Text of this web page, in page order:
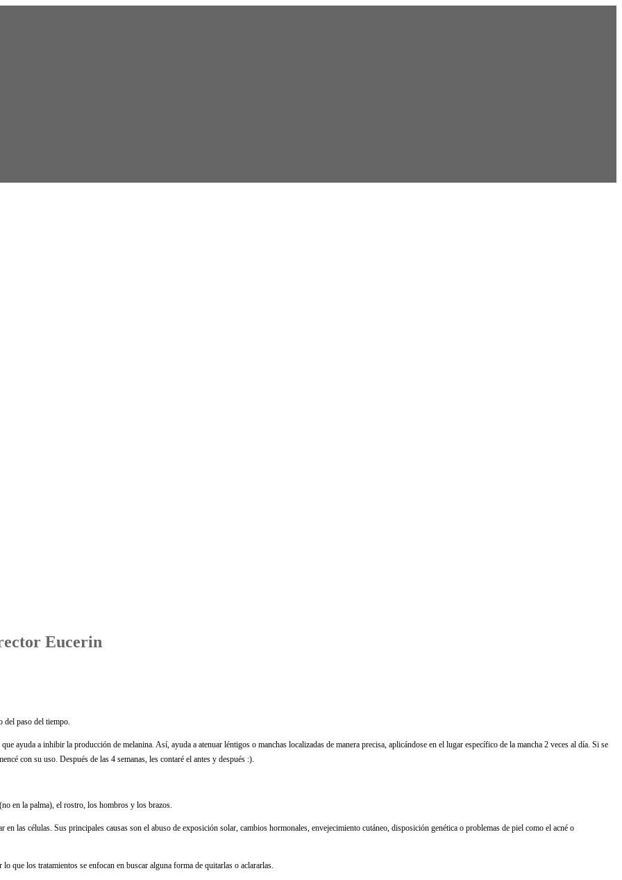
Eucerin
del paso del tiempo.
ayuda a inhibir la producción de melanina. Así, ayuda a atenuar léntigos o manchas localizadas de manera precisa, aplicándose en el lugar específico de la mancha 2 veces al día. Si se
con su uso. Después de las 4 semanas, les contaré el antes y después :).
en la palma), el rostro, los hombros y los brazos.
las células. Sus principales causas son el abuso de exposición solar, cambios hormonales, envejecimiento cutáneo, disposición genética o problemas de piel como el acné o
que los tratamientos se enfocan en buscar alguna forma de quitarlas o aclararlas.